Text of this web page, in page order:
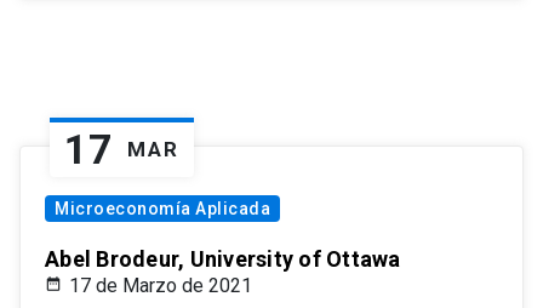
17 MAR
Microeconomía Aplicada
Abel Brodeur, University of Ottawa
17 de Marzo de 2021